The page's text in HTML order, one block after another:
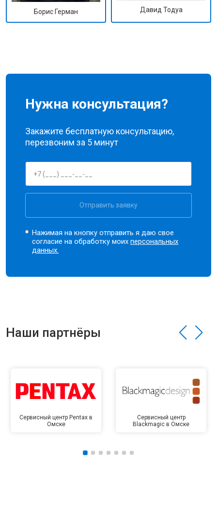
Борис Герман Давид Тодуа
Нужна консультация?
Закажите бесплатную консультацию,
перезвоним за 5 минут
Отправить заявку
Нажимая на кнопку отправить я даю свое
согласие на обработку моихперсональных
данных.
Наши партнёры
Сервисный центр Pentax в
Омске
Сервисный центр
Blackmagic в Омске